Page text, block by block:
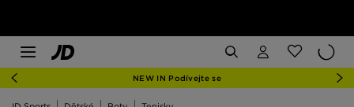
NEW IN Podívejte se